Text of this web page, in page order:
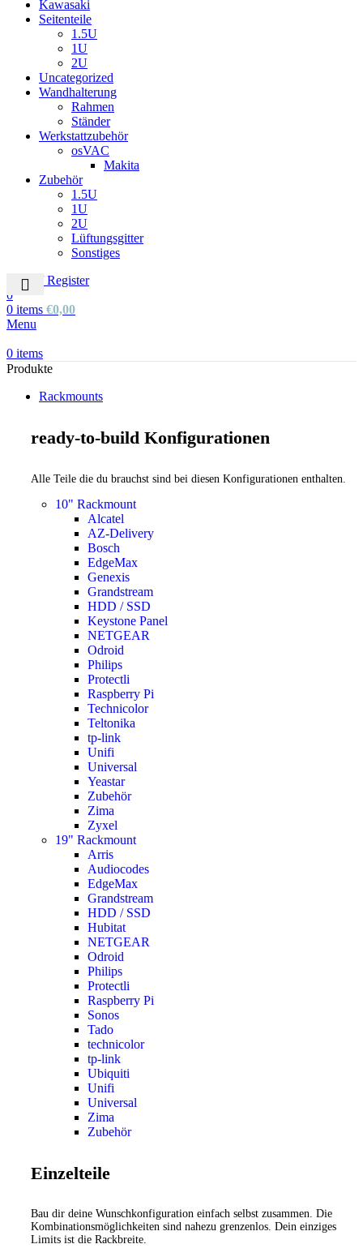
Kawasaki
Seitenteile
1.5U
1U
2U
Uncategorized
Wandhalterung
Rahmen
Ständer
Werkstattzubehör
osVAC
Makita
Zubehör
1.5U
1U
2U
Lüftungsgitter
Sonstiges
Login / Register
0
0 items €0,00
Menu
0 items
Produkte
Rackmounts
ready-to-build Konfigurationen
Alle Teile die du brauchst sind bei diesen Konfigurationen enthalten.
10" Rackmount
Alcatel
AZ-Delivery
Bosch
EdgeMax
Genexis
Grandstream
HDD / SSD
Keystone Panel
NETGEAR
Odroid
Philips
Protectli
Raspberry Pi
Technicolor
Teltonika
tp-link
Unifi
Universal
Yeastar
Zubehör
Zima
Zyxel
19" Rackmount
Arris
Audiocodes
EdgeMax
Grandstream
HDD / SSD
Hubitat
NETGEAR
Odroid
Philips
Protectli
Raspberry Pi
Sonos
Tado
technicolor
tp-link
Ubiquiti
Unifi
Universal
Zima
Zubehör
Einzelteile
Bau dir deine Wunschkonfiguration einfach selbst zusammen. Die
Kombinationsmöglichkeiten sind nahezu grenzenlos. Dein einziges
Limits ist die Rackbreite.